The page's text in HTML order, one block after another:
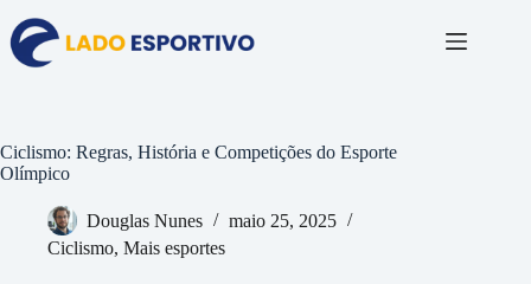
para
conteúdo
Ciclismo: Regras, História e Competições do Esporte
Olímpico
Douglas Nunes
maio 25, 2025
Ciclismo, Mais esportes